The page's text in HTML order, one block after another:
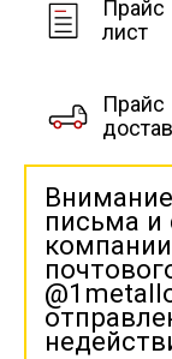
Прайс
лист
Прайс
письма и